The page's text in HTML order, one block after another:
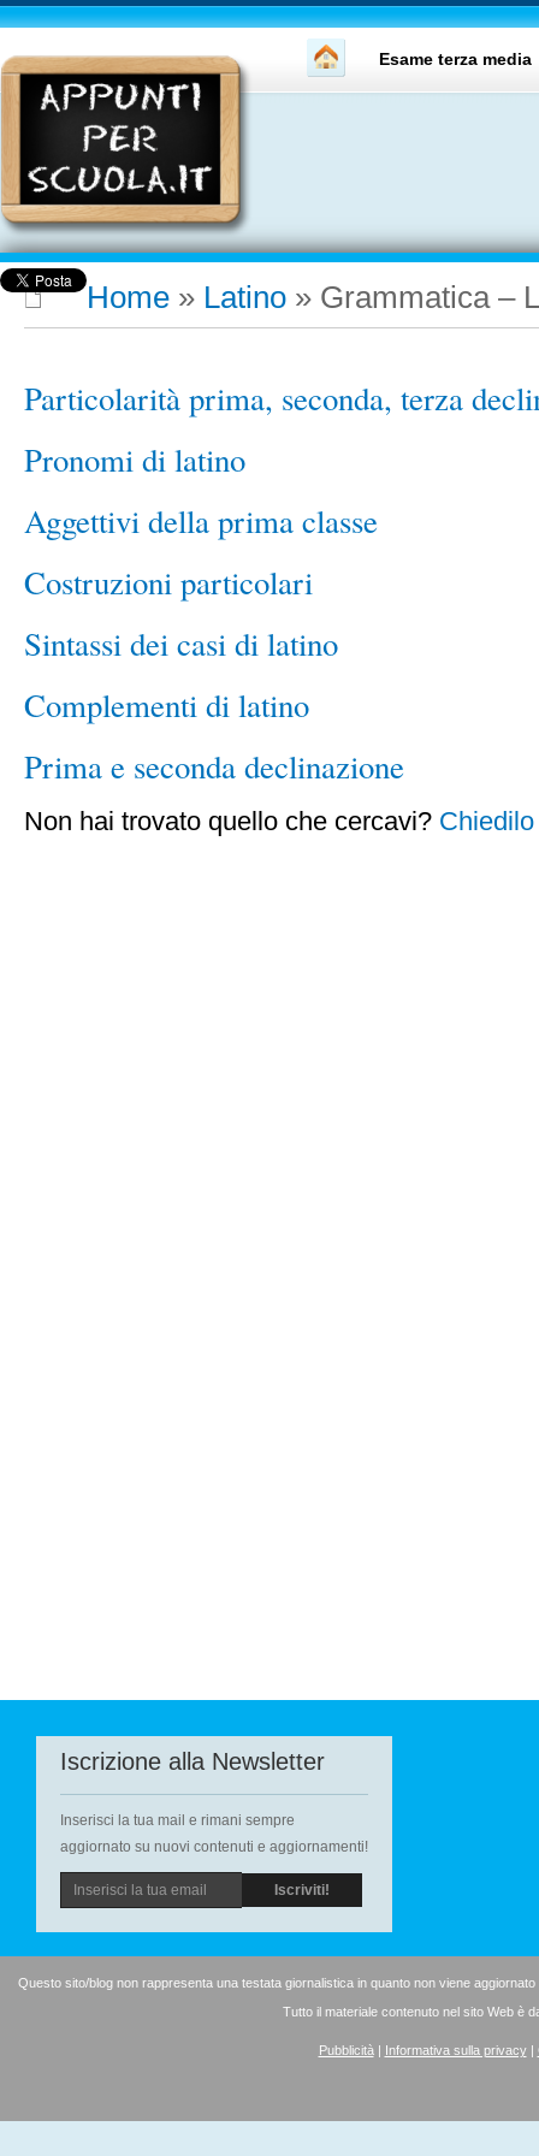
Esame terza media
Home » Latino » Grammatica –
Particolarità prima, seconda, terza
Pronomi di latino
Aggettivi della prima classe
Costruzioni particolari
Sintassi dei casi di latino
Complementi di latino
Prima e seconda declinazione
Non hai trovato quello che cercavi?
Iscrizione alla Newsletter
Inserisci la tua mail e rimani sempre
aggiornato su nuovi contenuti e aggiornamenti!
Questo sito/blog non rappresenta una testata giornalistica in quanto non viene
Tutto il materiale contenuto nel sito Web è
Pubblicità| Informativa sulla privacy|